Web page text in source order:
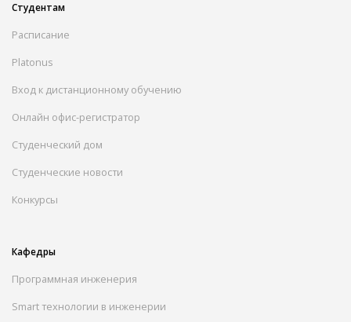
Студентам
Расписание
Platonus
Вход к дистанционному обучению
Онлайн офис-регистратор
Студенческий дом
Студенческие новости
Конкурсы
Кафедры
Программная инженерия
Smart технологии в инженерии